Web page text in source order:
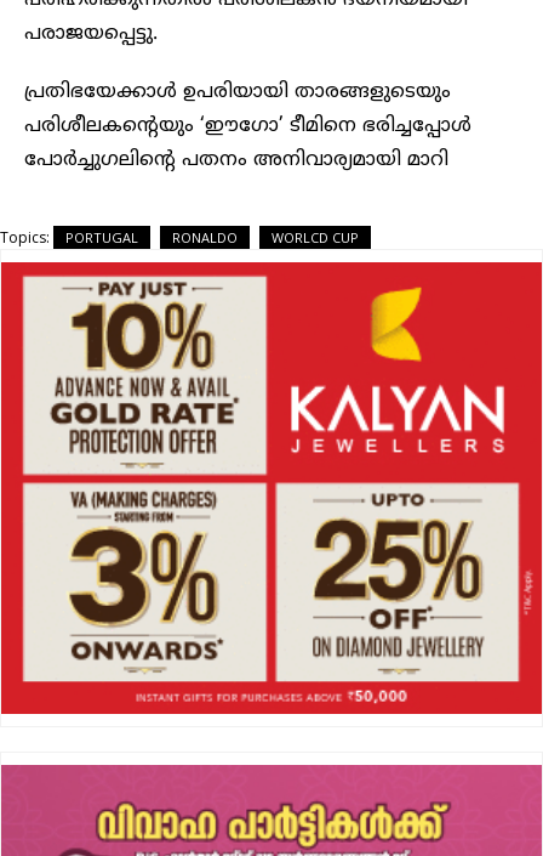
പരാജയപ്പെട്ടു.
പ്രതിഭയേക്കാൾ ഉപരിയായി താരങ്ങളുടെയും
പരിശീലകന്റെയും ‘ഈഗോ’ ടീമിനെ ഭരിച്ചപ്പോൾ
പോർച്ചുഗലിന്റെ പതനം അനിവാര്യമായി മാറി
Topics: PORTUGAL RONALDO WORLCD CUP